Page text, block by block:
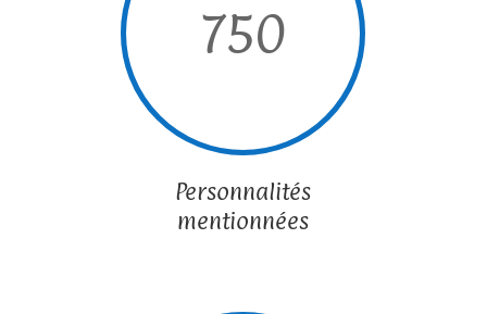
750
Personnalités
mentionnées